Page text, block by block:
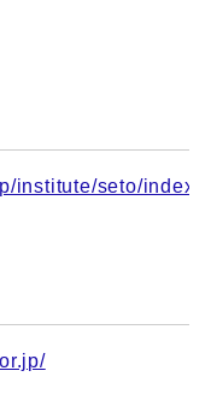
institute/seto/